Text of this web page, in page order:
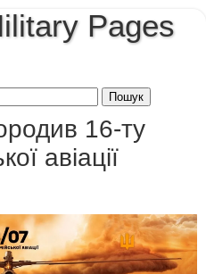
Pages
16-ту
авіації